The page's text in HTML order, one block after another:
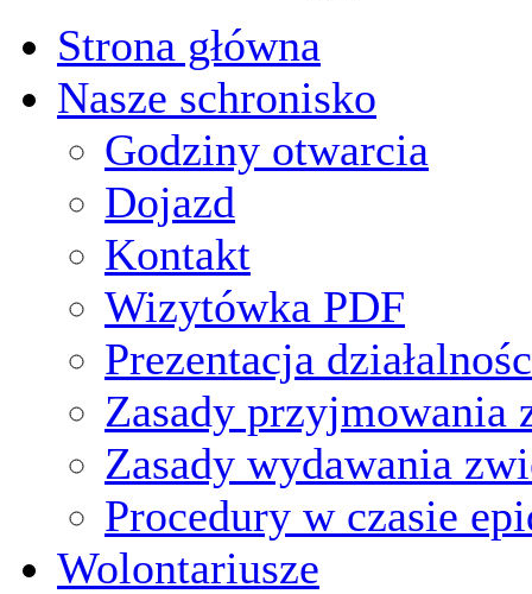
Strona główna
Nasze schronisko
Godziny otwarcia
Dojazd
Kontakt
Wizytówka PDF
Prezentacja
Zasady przyjmowania
Zasady wydawania
Procedury w czasie
Wolontariusze